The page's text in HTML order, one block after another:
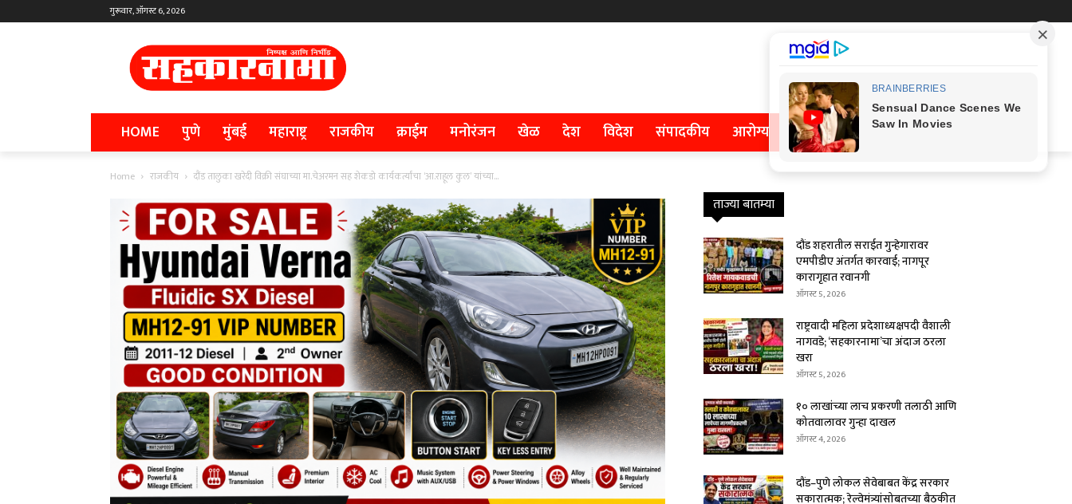
गुरूवार, ऑगस्ट 6, 2026
HOME पुणे मुंबई महाराष्ट्र राजकीय क्राईम मनोरंजन खेळ देश विदेश संपादकीय आरोग्य
Home राजकीय दौंड तालुका खरेदी विक्री संघाच्या मा.चेअरमन सह शेकडो कार्यकर्त्यांचा ‘आ.राहूल कुल’ यांच्या...
ताज्या बातम्या
दौंड शहरातील सराईत गुन्हेगारावर
एमपीडीए अंतर्गत कारवाई; नागपूर
कारागृहात रवानगी
ऑगस्ट 5, 2026
राष्ट्रवादी महिला प्रदेशाध्यक्षपदी वैशाली
नागवडे; ‘सहकारनामा’चा अंदाज ठरला
खरा
ऑगस्ट 5, 2026
१० लाखांच्या लाच प्रकरणी तलाठी आणि
कोतवालावर गुन्हा दाखल
ऑगस्ट 4, 2026
दौंड–पुणे लोकल सेवेबाबत केंद्र सरकार
सकारात्मक; रेल्वेमंत्र्यांसोबतच्या बैठकीत